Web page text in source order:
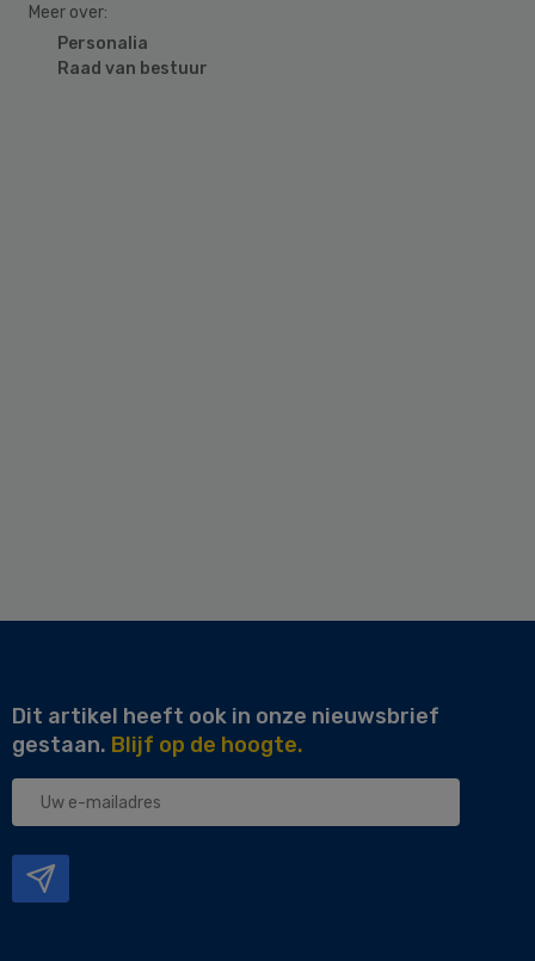
Meer over:
Personalia
Raad van bestuur
Dit artikel heeft ook in onze nieuwsbrief
gestaan. Blijf op de hoogte.
Uw